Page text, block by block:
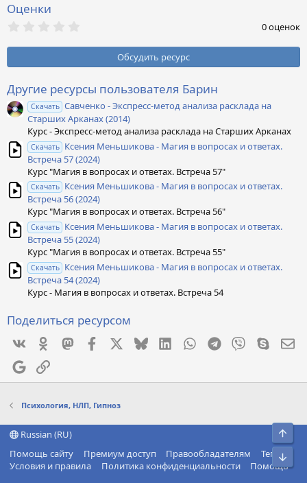
Оценки
0
з
ё
з
д
0 оценок
Обсудить ресурс
Другие ресурсы пользователя Барин
Скачать Савченко - Экспресс-метод анализа расклада на
Старших Арканах (2014)
Курс - Экспресс-метод анализа расклада на Старших Арканах
Скачать Ксения Меньшикова - Магия в вопросах и ответах.
Встреча 57 (2024)
Курс "Магия в вопросах и ответах. Встреча 57"
Скачать Ксения Меньшикова - Магия в вопросах и ответах.
Встреча 56 (2024)
Курс "Магия в вопросах и ответах. Встреча 56"
Скачать Ксения Меньшикова - Магия в вопросах и ответах.
Встреча 55 (2024)
Курс "Магия в вопросах и ответах. Встреча 55"
Скачать Ксения Меньшикова - Магия в вопросах и ответах.
Встреча 54 (2024)
Курс - Магия в вопросах и ответах. Встреча 54
Поделиться ресурсом
VkontakteOdnoklassniki
MastodonFacebook BlueskyLinkedInWhatsApp
Telegram
Viber Skype
GoogleСсылка
Психология, НЛП, Гипноз
Russian (RU)
Помощь сайту
Премиум доступ Правообладателям
Теги
Условия и правила
Политика конфиденциальности Помощь